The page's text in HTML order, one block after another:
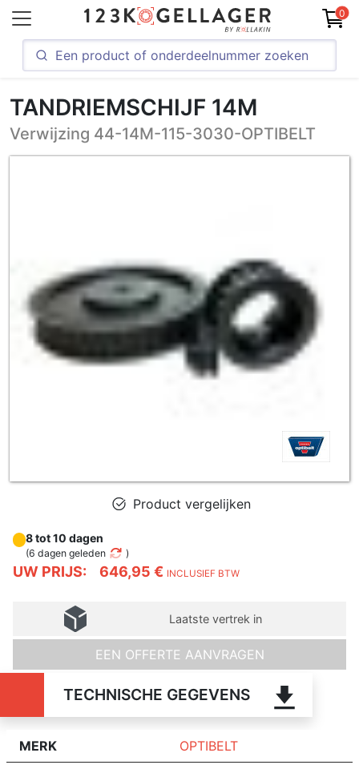
0
TANDRIEMSCHIJF 14M
Verwijzing 44-14M-115-3030-OPTIBELT
Product vergelijken
UW PRIJS: 646,95 € INCLUSIEF BTW
8 tot 10 dagen
(6 dagen geleden )
Laatste vertrek in
EEN OFFERTE AANVRAGEN
TECHNISCHE GEGEVENS
MERK OPTIBELT